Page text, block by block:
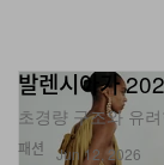
패션
초경량 구조와 유
Jun 12, 2026